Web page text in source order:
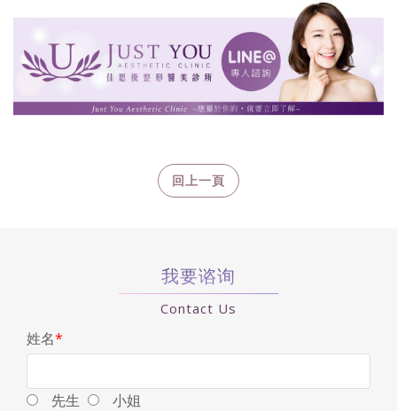
我要谘询
Contact Us
姓名*
先生 小姐